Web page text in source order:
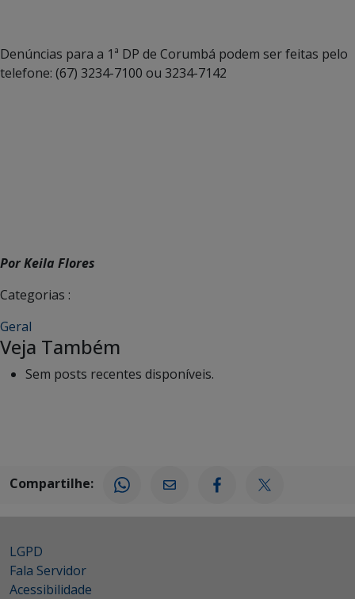
Denúncias para a 1ª DP de Corumbá podem ser feitas pelo
telefone: (67) 3234-7100 ou 3234-7142
Por Keila Flores
Categorias :
Geral
Veja Também
Sem posts recentes disponíveis.
Compartilhe:
LGPD
Fala Servidor
Acessibilidade